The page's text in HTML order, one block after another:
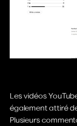
Les vidéos
également attiré
Plusieurs